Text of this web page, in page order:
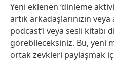
Yeni eklenen ‘dinleme
artık arkadaşlarınızın
podcast’i veya sesli kitabı
görebileceksiniz. Bu, yeni
ortak zevkleri paylaşmak